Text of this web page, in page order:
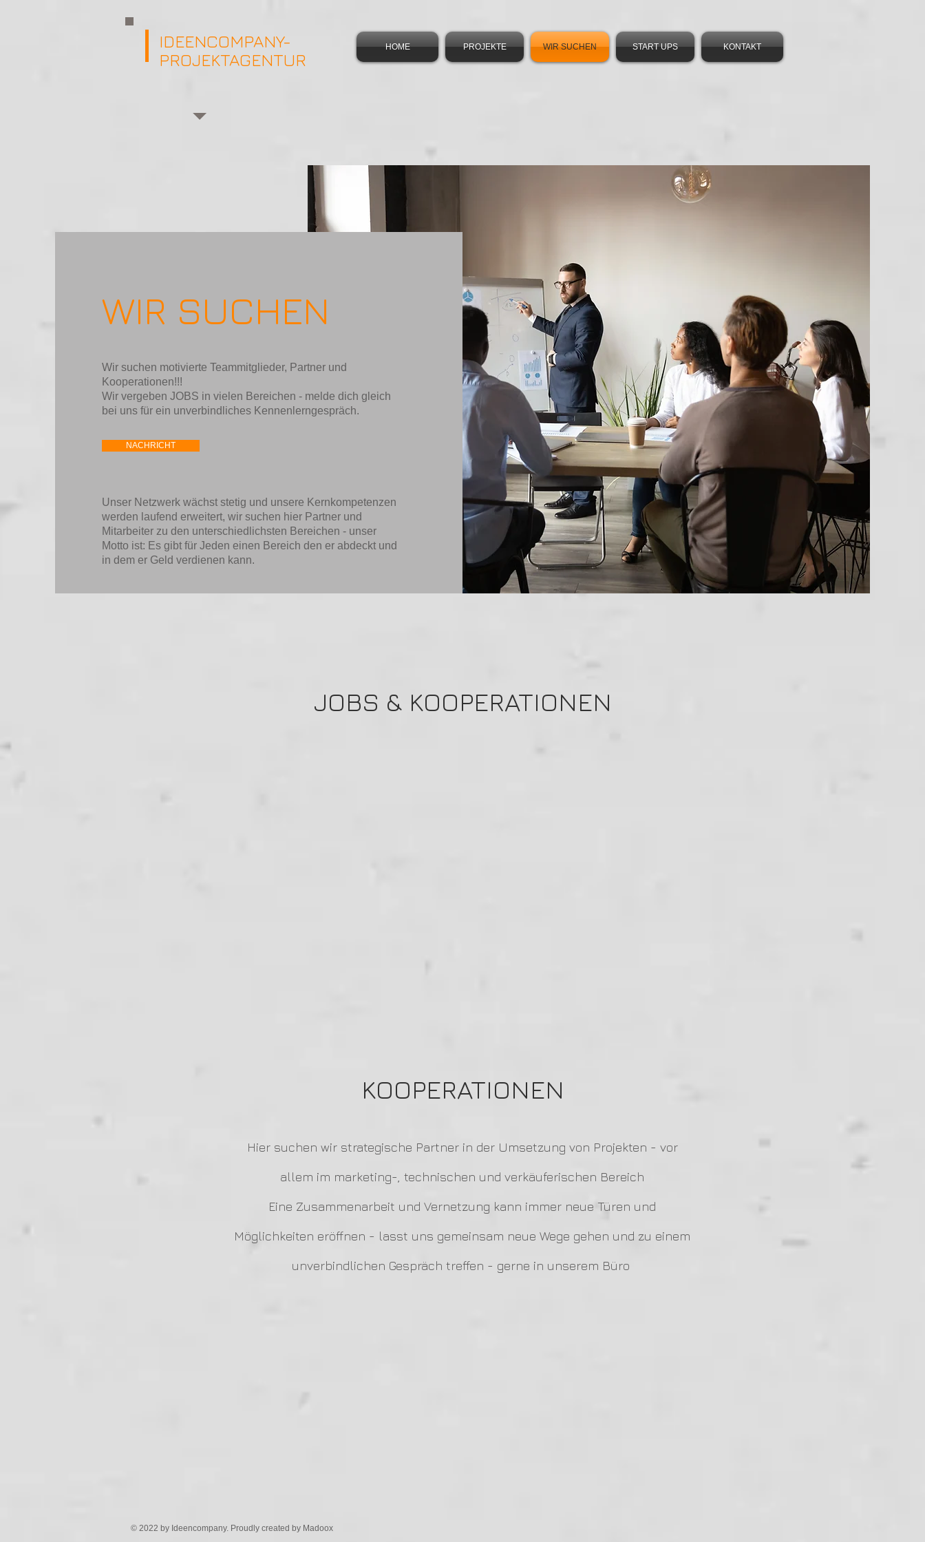
IDEENCOMPANY-
PROJEKTAGENTUR
HOME PROJEKTE WIR SUCHEN START UPS KONTAKT
WIR SUCHEN
Wir suchen motivierte Teammitglieder, Partner und
Kooperationen!!!
Wir vergeben JOBS in vielen Bereichen - melde dich gleich
bei uns für ein unverbindliches Kennenlerngespräch.
NACHRICHT
Unser Netzwerk wächst stetig und unsere Kernkompetenzen
werden laufend erweitert, wir suchen hier Partner und
Mitarbeiter zu den unterschiedlichsten Bereichen - unser
Motto ist: Es gibt für Jeden einen Bereich den er abdeckt und
in dem er Geld verdienen kann.
JOBS & KOOPERATIONEN
KOOPERATIONEN
Hier suchen wir strategische Partner in der Umsetzung von Projekten - vor
allem im marketing-, technischen und verkäuferischen Bereich
Eine Zusammenarbeit und Vernetzung kann immer neue Türen und
Möglichkeiten eröffnen - lasst uns gemeinsam neue Wege gehen und zu einem
unverbindlichen Gespräch treffen - gerne in unserem Büro
© 2022 by Ideencompany. Proudly created by Madoox